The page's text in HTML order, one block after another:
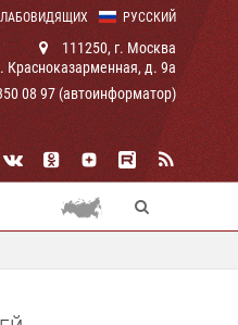
РУССКИЙ
111250, г. Москва
Красноказарменная, д. 9а
08 97 (автоинформатор)